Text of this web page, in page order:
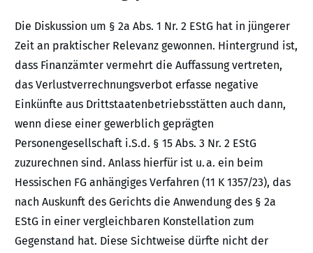
Die Diskussion um § 2a Abs. 1 Nr. 2 EStG hat in jüngerer
Zeit an praktischer Relevanz gewonnen. Hintergrund ist,
dass Finanzämter vermehrt die Auffassung vertreten,
das Verlustverrechnungsverbot erfasse negative
Einkünfte aus Drittstaatenbetriebsstätten auch dann,
wenn diese einer gewerblich geprägten
Personengesellschaft i.S.d. § 15 Abs. 3 Nr. 2 EStG
zuzurechnen sind. Anlass hierfür ist u. a. ein beim
Hessischen FG anhängiges Verfahren (11 K 1357/23), das
nach Auskunft des Gerichts die Anwendung des § 2a
EStG in einer vergleichbaren Konstellation zum
Gegenstand hat. Diese Sichtweise dürfte nicht der